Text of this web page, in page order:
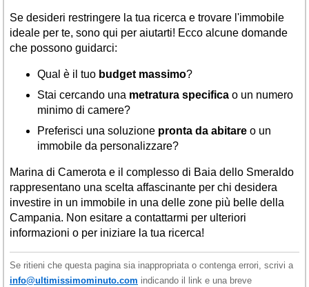
Se desideri restringere la tua ricerca e trovare l'immobile
ideale per te, sono qui per aiutarti! Ecco alcune domande
che possono guidarci:
Qual è il tuo budget massimo?
Stai cercando una metratura specifica o un numero
minimo di camere?
Preferisci una soluzione pronta da abitare o un
immobile da personalizzare?
Marina di Camerota e il complesso di Baia dello Smeraldo
rappresentano una scelta affascinante per chi desidera
investire in un immobile in una delle zone più belle della
Campania. Non esitare a contattarmi per ulteriori
informazioni o per iniziare la tua ricerca!
Se ritieni che questa pagina sia inappropriata o contenga errori, scrivi a
info@ultimissimominuto.com indicando il link e una breve